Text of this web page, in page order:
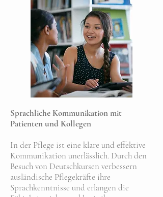
Sprachliche Kommunikation mit
Patienten und Kollegen
In der Pflege ist eine klare und effektive
Kommunikation unerlässlich. Durch den
Besuch von Deutschkursen verbessern
ausländische Pflegekräfte ihre
Sprachkenntnisse und erlangen die